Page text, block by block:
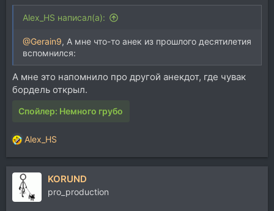
Alex_HS написал(а):
@Gerain9, А мне что-то анек из прошлого десятилетия
вспомнился:
А мне это напомнило про другой анекдот, где чувак
бордель открыл.
Спойлер: Немного грубо
Р
е
а
и
Alex_HS
KORUND
pro_production